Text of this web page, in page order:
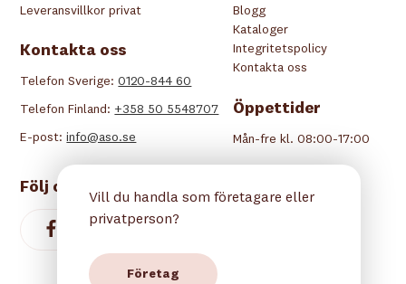
Blogg
Kataloger
Integritetspolicy
Kontakta oss
Öppettider
Mån-fre kl. 08:00-17:00
Leveransvillkor privat
Kontakta oss
Telefon Sverige:0120-844 60
Telefon Finland: +358 50 5548707
E-post:info@aso.se
Följ oss
Vill du handla som företagare eller
privatperson?
Företag